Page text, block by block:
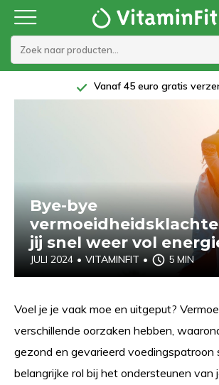
5 Sterren beoordeling bij
Bye-bye
jij snel weer vol
JULI 2024 • VITAMINFIT • 5 MIN
Voel je je vaak moe en uitgeput?
verschillende oorzaken hebben,
gezond en gevarieerd voedingspatroon
belangrijke rol bij het ondersteunen van